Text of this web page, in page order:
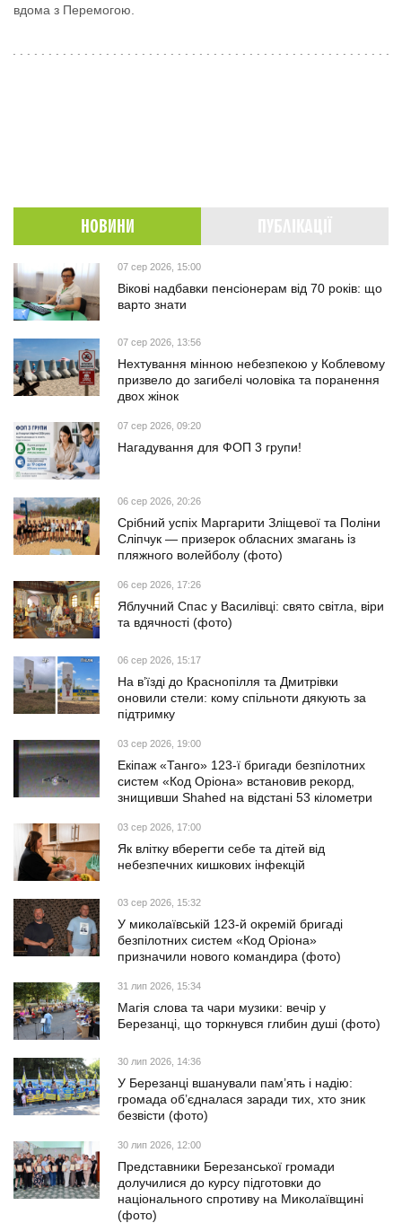
вдома з Перемогою.
НОВИНИ
07 сер 2026, 15:00
Вікові надбавки пенсіонерам від 70 років: що
варто знати
07 сер 2026, 13:56
Нехтування мінною небезпекою у Коблевому
призвело до загибелі чоловіка та поранення
двох жінок
07 сер 2026, 09:20
Нагадування для ФОП 3 групи!
06 сер 2026, 20:26
Срібний успіх Маргарити Зліщевої та Поліни
Сліпчук — призерок обласних змагань із
пляжного волейболу (фото)
06 сер 2026, 17:26
Яблучний Спас у Василівці: свято світла, віри
та вдячності (фото)
06 сер 2026, 15:17
На в’їзді до Краснопілля та Дмитрівки
оновили стели: кому спільноти дякують за
підтримку
03 сер 2026, 19:00
Екіпаж «Танго» 123-ї бригади безпілотних
систем «Код Оріона» встановив рекорд,
знищивши Shahed на відстані 53 кілометри
03 сер 2026, 17:00
Як влітку вберегти себе та дітей від
небезпечних кишкових інфекцій
03 сер 2026, 15:32
У миколаївській 123-й окремій бригаді
безпілотних систем «Код Оріона»
призначили нового командира (фото)
31 лип 2026, 15:34
Магія слова та чари музики: вечір у
Березанці, що торкнувся глибин душі (фото)
30 лип 2026, 14:36
У Березанці вшанували пам’ять і надію:
громада об’єдналася заради тих, хто зник
безвісти (фото)
30 лип 2026, 12:00
Представники Березанської громади
долучилися до курсу підготовки до
національного спротиву на Миколаївщині
(фото)